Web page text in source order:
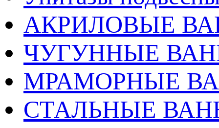
АКРИЛОВЫЕ
ЧУГУННЫЕ
МРАМОРНЫЕ
СТАЛЬНЫЕ